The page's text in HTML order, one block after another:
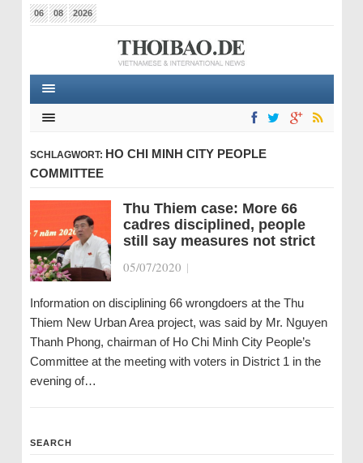
06 08 2026
SCHLAGWORT: HO CHI MINH CITY PEOPLE
COMMITTEE
Thu Thiem case: More 66
cadres disciplined, people
still say measures not strict
05/07/2020 |
Information on disciplining 66 wrongdoers at the Thu
Thiem New Urban Area project, was said by Mr. Nguyen
Thanh Phong, chairman of Ho Chi Minh City People’s
Committee at the meeting with voters in District 1 in the
evening of…
SEARCH